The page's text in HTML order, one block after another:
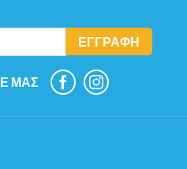
ΕΓΓΡΑΦΉ
ΜΑΣ